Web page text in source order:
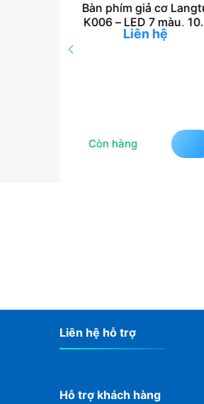
Bàn phím giả cơ
K006 – LED 7 màu,
phím
Liên hệ
Còn hàng
Liên hệ hỗ trợ
Hỗ trợ khách hàng